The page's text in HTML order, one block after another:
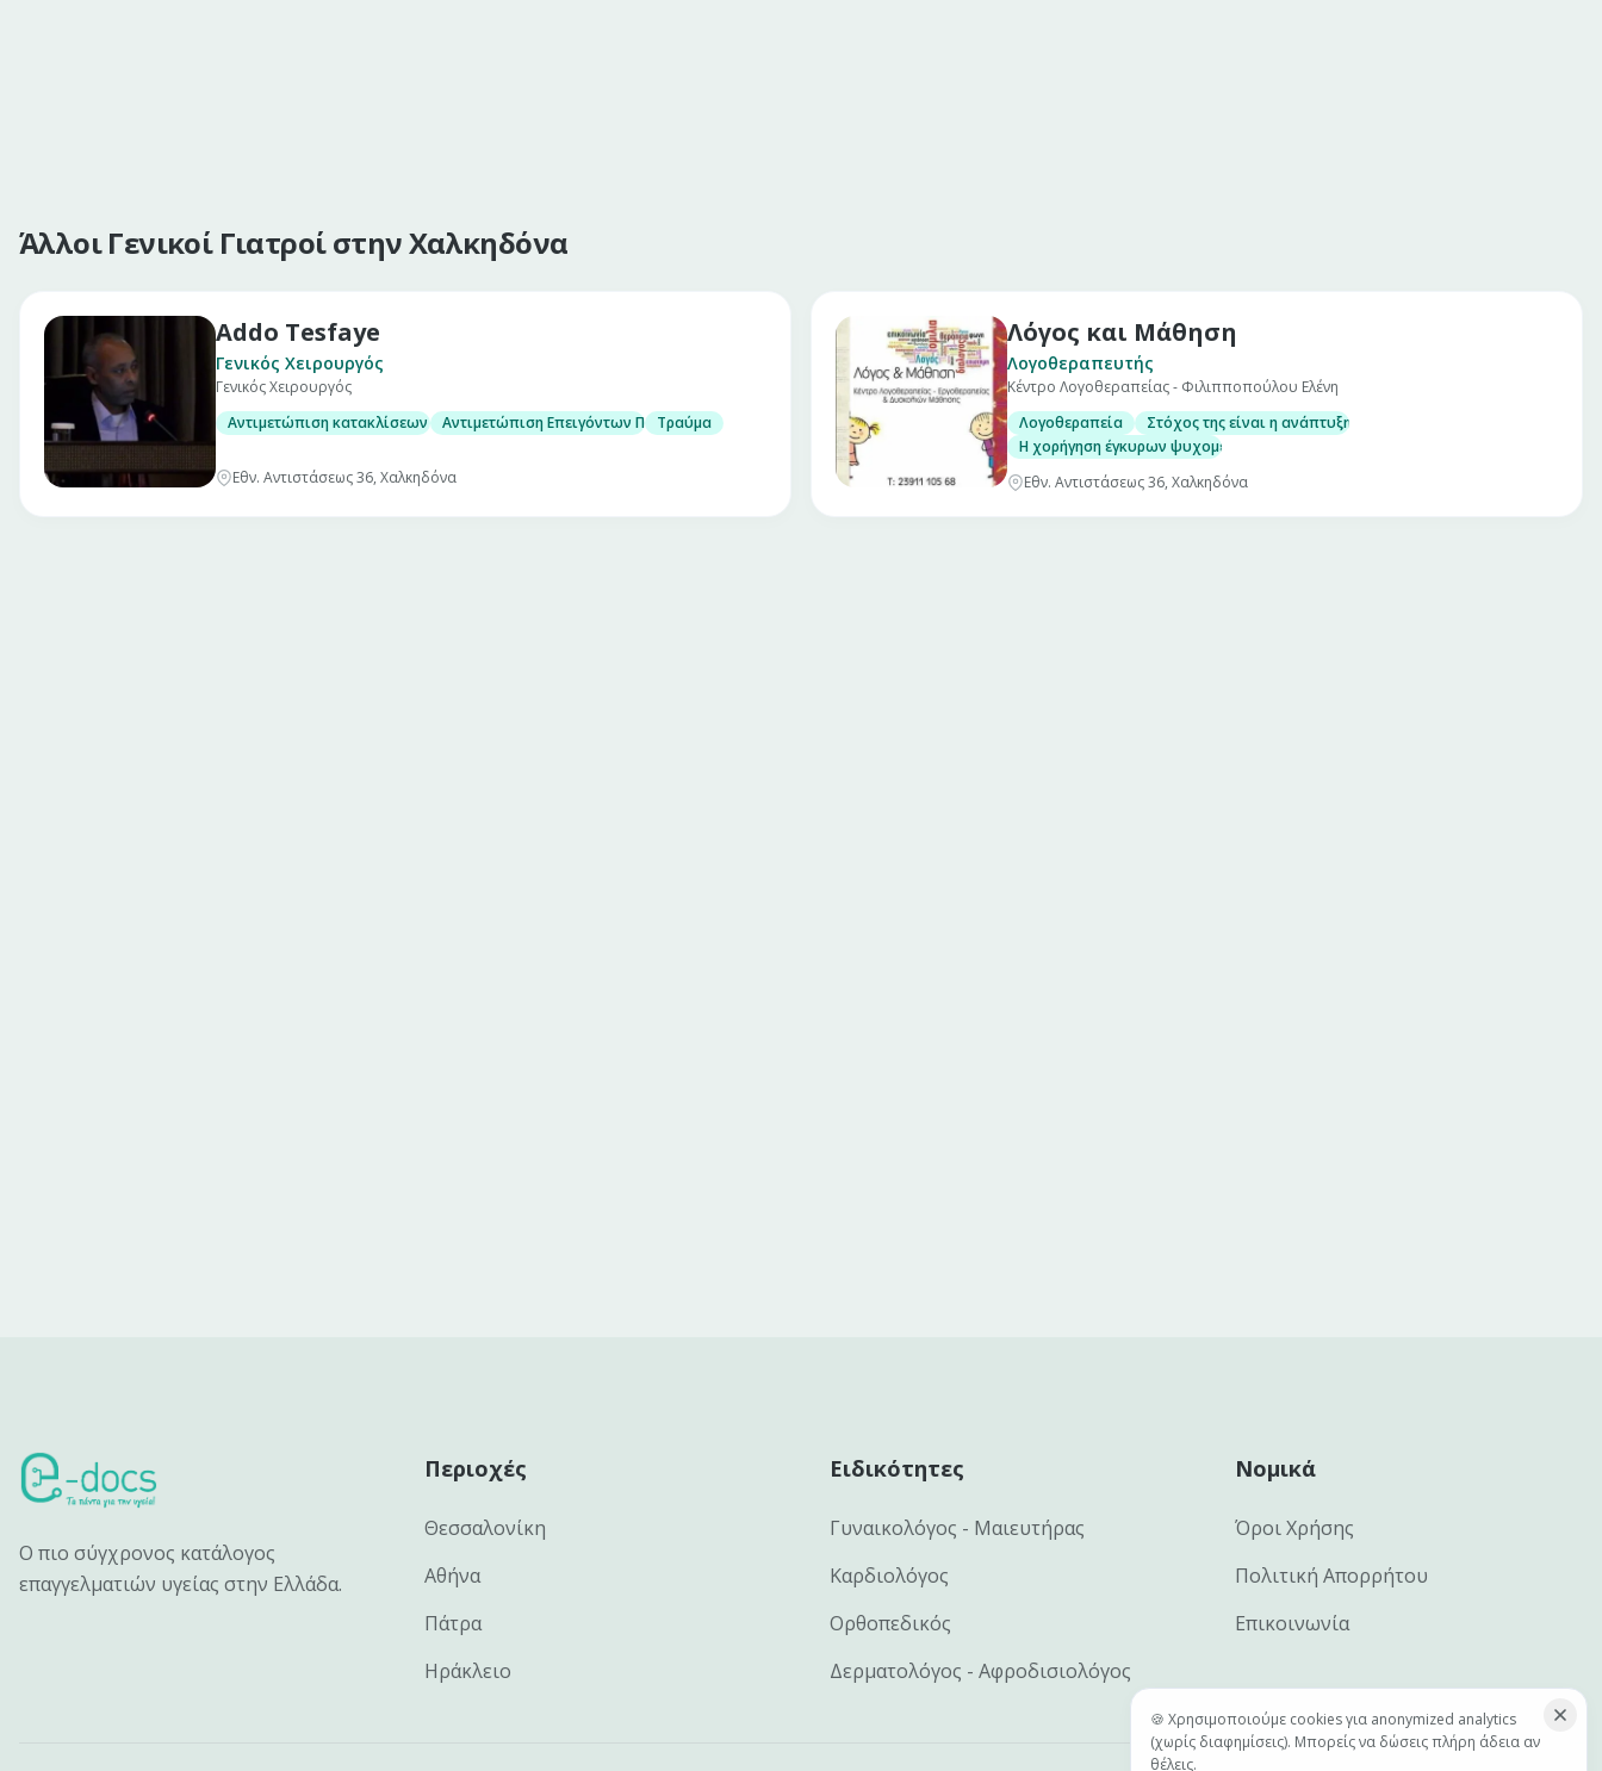
Άλλοι Γενικοί Γιατροί στην Χαλκηδόνα
Addo Tesfaye
Γενικός Χειρουργός
Γενικός Χειρουργός
Αντιμετώπιση κατακλίσεων με χρήση ειδικών επιθεμάτων
Αντιμετώπιση Επειγόντων Περιστατικών
Τραύμα
Εθν. Αντιστάσεως 36, Χαλκηδόνα
Λόγος και Μάθηση
Λογοθεραπευτής
Κέντρο Λογοθεραπείας - Φιλιπποπούλου Ελένη
Λογοθεραπεία
Στόχος της είναι η ανάπτυξη των δεξιοτήτων των παιδιών
Η χορήγηση έγκυρων ψυχομετρικών τεστ συμβάλει σε μια επαρκή διαγνωστική
Εθν. Αντιστάσεως 36, Χαλκηδόνα
Ο πιο σύγχρονος κατάλογος
επαγγελματιών υγείας στην Ελλάδα.
Περιοχές
Θεσσαλονίκη
Αθήνα
Πάτρα
Ηράκλειο
Ειδικότητες
Γυναικολόγος - Μαιευτήρας
Καρδιολόγος
Ορθοπεδικός
Δερματολόγος - Αφροδισιολόγος
Νομικά
Όροι Χρήσης
Πολιτική Απορρήτου
Επικοινωνία
🍪 Χρησιμοποιούμε cookies για anonymized analytics
(χωρίς διαφημίσεις). Μπορείς να δώσεις πλήρη άδεια αν
θέλεις.